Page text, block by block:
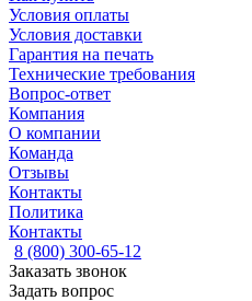
Условия оплаты
Условия доставки
Гарантия на печать
Технические требования
Вопрос-ответ
Компания
О компании
Команда
Отзывы
Контакты
Политика
Контакты
8 (800) 300-65-12
Заказать звонок
Задать вопрос